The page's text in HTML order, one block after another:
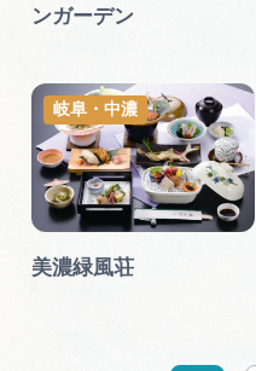
ンガーデン
美濃緑風荘
岐阜・中濃